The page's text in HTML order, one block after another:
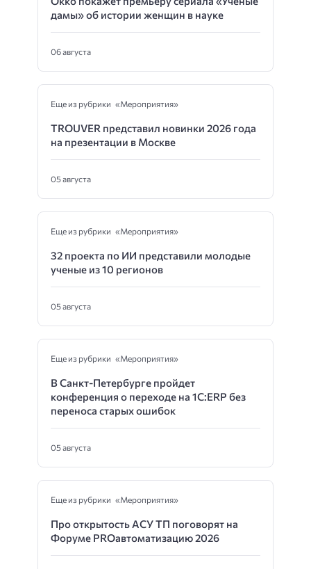
дамы» об истории женщин в науке
06 августа
Еще из рубрики «Мероприятия»
TROUVER представил новинки 2026 года
на презентации в Москве
05 августа
Еще из рубрики «Мероприятия»
32 проекта по ИИ представили молодые
ученые из 10 регионов
05 августа
Еще из рубрики «Мероприятия»
В Санкт-Петербурге пройдет
конференция о переходе на 1С:ERP без
переноса старых ошибок
05 августа
Еще из рубрики «Мероприятия»
Про открытость АСУ ТП поговорят на
Форуме PROавтоматизацию 2026